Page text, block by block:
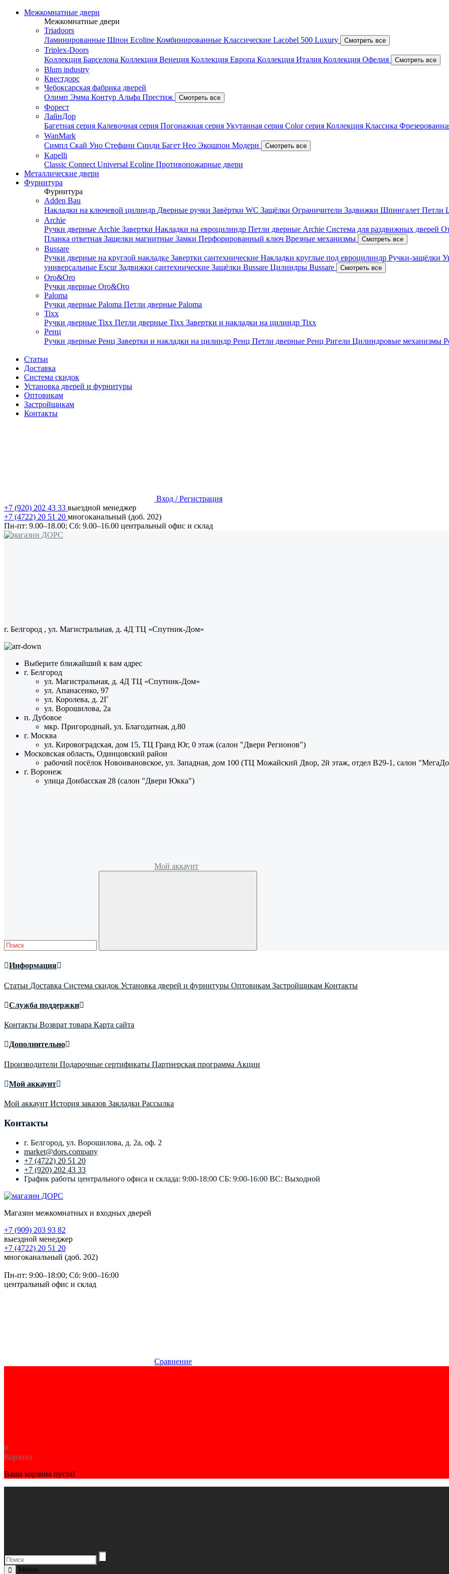
Межкомнатные двери
Межкомнатные двери
Triadoors
Ламинированные Шпон Ecoline Комбинированные Классические Lacobel 500 Luxury Смотреть все
Triplex-Doors
Коллекция Барселона Коллекция Венеция Коллекция Европа Коллекция Италия Коллекция Офелия Смотреть все
Blum industry
Квестдорс
Чебоксарская фабрика дверей
Олимп Эмма Контур Альфа Престиж Смотреть все
Форест
ЛайнДор
Багетная серия Калевочная серия Погонажная серия Укутанная серия Color серия Коллекция Классика
WanMark
Симпл Скай Уно Стефани Синди Багет Нео Экошпон Модерн Смотреть все
Kapelli
Classic Connect Universal Ecoline Противопожарные двери
Металлические двери
Фурнитура
Фурнитура
Adden Bau
Накладки на ключевой цилиндр Дверные ручки Завёртки WC Защёлки Ограничители Задвижки Шпингалет Петли
Archie
Ручки дверные Archie Завертки Накладки на евроцилиндр Петли дверные Archie Система для раздвижных дверей
Планка ответная Защелки магнитные Замки Перфорированный ключ Врезные механизмы Смотреть все
Bussare
Ручки дверные на круглой накладке Завертки сантехнические Накладки круглые под евроцилиндр Ручки-защёлки
универсальные EscurЗадвижки сантехнические Защёлки Bussare Цилиндры Bussare Смотреть все
Oro&Oro
Ручки дверные Oro&Oro
Paloma
Ручки дверные Paloma Петли дверные Paloma
Tixx
Ручки дверные Tixx Петли дверные Tixx Завертки и накладки на цилиндр Tixx
Ренц
Ручки дверные Ренц Завертки и накладки на цилиндр Ренц Петли дверные Ренц Ригели Цилиндровые механизмы
Статьи
Доставка
Система скидок
Установка дверей и фурнитуры
Оптовикам
Застройщикам
Контакты
Вход / Регистрация
+7 (920) 202 43 33 выездной менеджер
+7 (4722) 20 51 20 многоканальный (доб. 202)
Пн-пт: 9.00–18.00; Сб: 9.00–16.00 центральный офис и склад
г. Белгород , ул. Магистральная, д. 4Д ТЦ «Спутник-Дом»
Выберите ближайший к вам адрес
г. Белгород
ул. Магистральная, д. 4Д ТЦ «Спутник-Дом»
ул. Апанасенко, 97
ул. Королева, д. 2Г
ул. Ворошилова, 2а
п. Дубовое
мкр. Пригородный, ул. Благодатная, д.80
г. Москва
ул. Кировоградская, дом 15, ТЦ Гранд Юг, 0 этаж (салон "Двери Регионов")
Московская область, Одинцовский район
рабочий посёлок Новоивановское, ул. Западная, дом 100 (ТЦ Можайский Двор, 2й этаж, отдел В29-1, салон
г. Воронеж
улица Донбасская 28 (салон "Двери Юкка")
Мой аккаунт
Информация
Статьи Доставка Система скидок Установка дверей и фурнитуры Оптовикам Застройщикам Контакты
Служба поддержки
Контакты Возврат товара Карта сайта
Дополнительно
Производители Подарочные сертификаты Партнерская программа Акции
Мой аккаунт
Мой аккаунт История заказов Закладки Рассылка
Контакты
г. Белгород, ул. Ворошилова, д. 2а, оф. 2
market@dors.company
+7 (4722) 20 51 20
+7 (920) 202 43 33
График работы центрального офиса и склада: 9:00-18:00 СБ: 9:00-16:00 ВС: Выходной
Магазин межкомнатных и входных дверей
+7 (909) 203 93 82
выездной менеджер
+7 (4722) 20 51 20
многоканальный (доб. 202)
Пн-пт: 9:00–18:00; Сб: 9:00–16:00
центральный офис и склад
Сравнение
0
Корзина
Ваша корзина пуста!
Меню